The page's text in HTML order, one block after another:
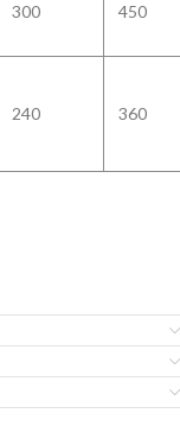
300 450
240 360